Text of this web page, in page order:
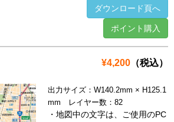
ダウンロード頁へ
ポイント購入
¥4,200 （税込）
出力サイズ：W140.2mm × H125.1
mm レイヤー数：82
・地図中の文字は、ご使用のPC